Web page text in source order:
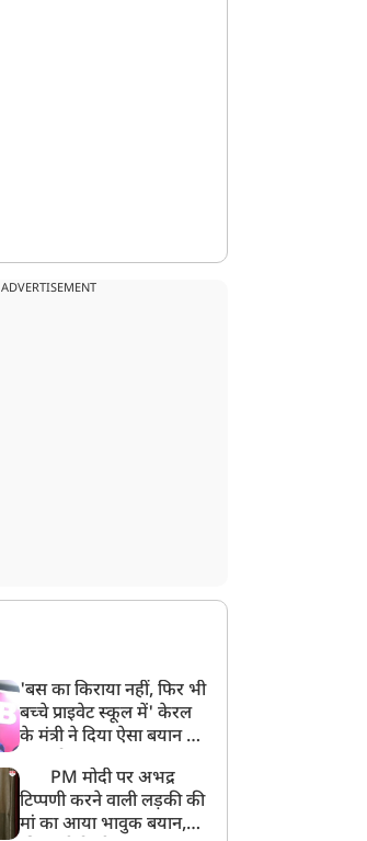
ADVERTISEMENT
'बस का किराया नहीं, फिर भी
बच्चे प्राइवेट स्कूल में' केरल
के मंत्री ने दिया ऐसा बयान की
PM मोदी पर अभद्र
टिप्पणी करने वाली लड़की की
मां का आया भावुक बयान,